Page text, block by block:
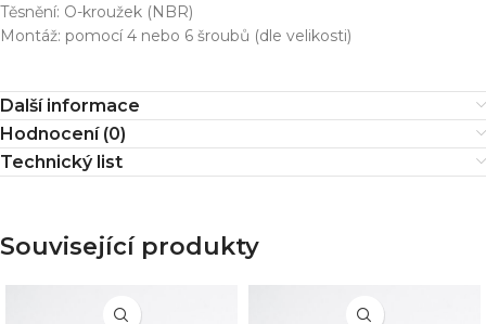
Těsnění: O-kroužek (NBR)
Montáž: pomocí 4 nebo 6 šroubů (dle velikosti)
Další informace
Hodnocení (0)
Technický list
Související produkty